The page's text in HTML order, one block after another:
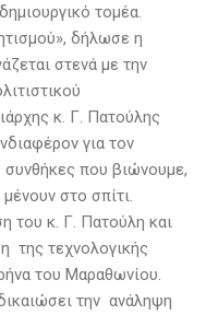
τομέα.
δήλωσε η
στενά με την
κ. Γ. Πατούλης
για τον
που βιώνουμε,
στο σπίτι.
του κ. Γ. Πατούλη και
της τεχνολογικής
του Μαραθωνίου.
την ανάληψη